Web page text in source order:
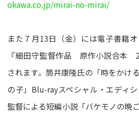
okawa.co.jp/mirai-no-mirai/
また７月13日（金）には電子書籍
『細田守監督作品 原作小説合本
されます。筒井康隆氏の「時をかけ
の子」Blu-rayスペシャル・エディ
監督による短編小説「バケモノの晩